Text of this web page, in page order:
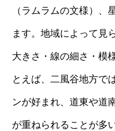
（ラムラムの文様）、
ます。地域によって見
大きさ・線の細さ・模
とえば、二風谷地方で
ンが好まれ、道東や道
が重ねられることが多